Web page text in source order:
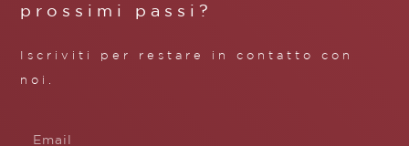
prossimi passi?
Iscriviti per restare in contatto con
noi.